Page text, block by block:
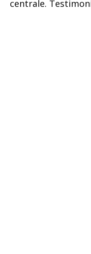
centrale.